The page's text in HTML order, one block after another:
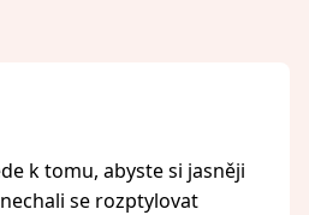
k tomu, abyste si jasněji
se rozptylovat